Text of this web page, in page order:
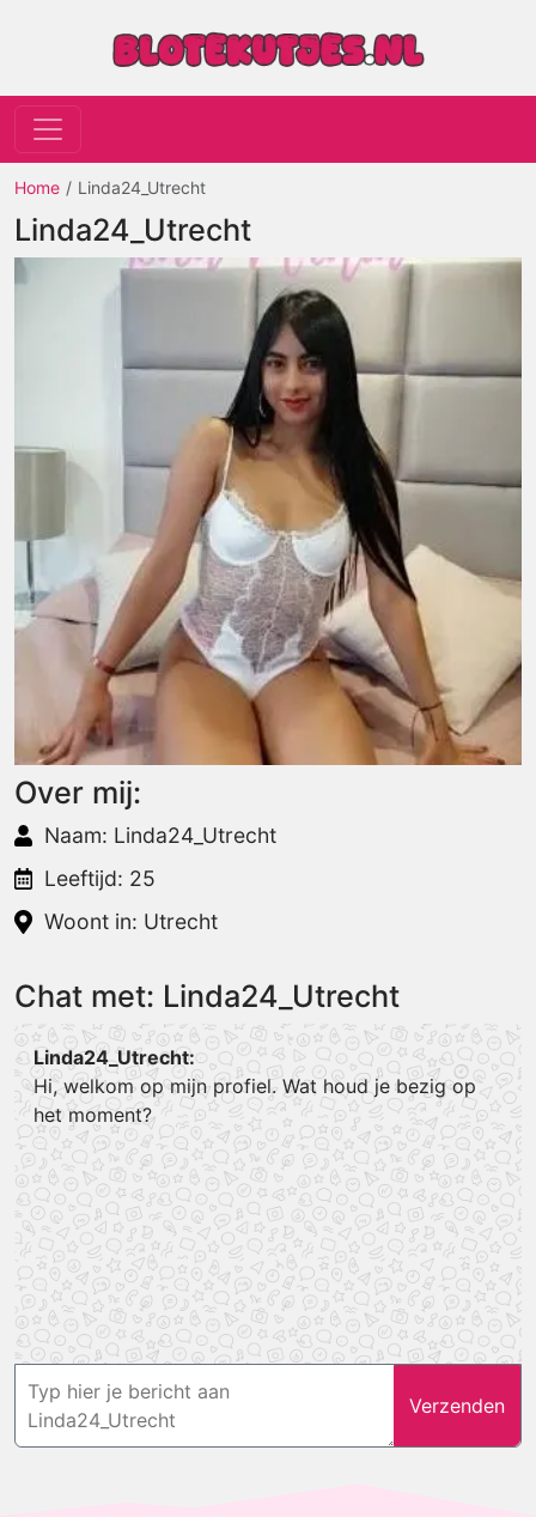
Home Linda24_Utrecht
Linda24_Utrecht
Over mij:
Naam: Linda24_Utrecht
Leeftijd: 25
Woont in: Utrecht
Chat met: Linda24_Utrecht
Linda24_Utrecht:
Hi, welkom op mijn profiel. Wat houd je bezig op
het moment?
Verzenden